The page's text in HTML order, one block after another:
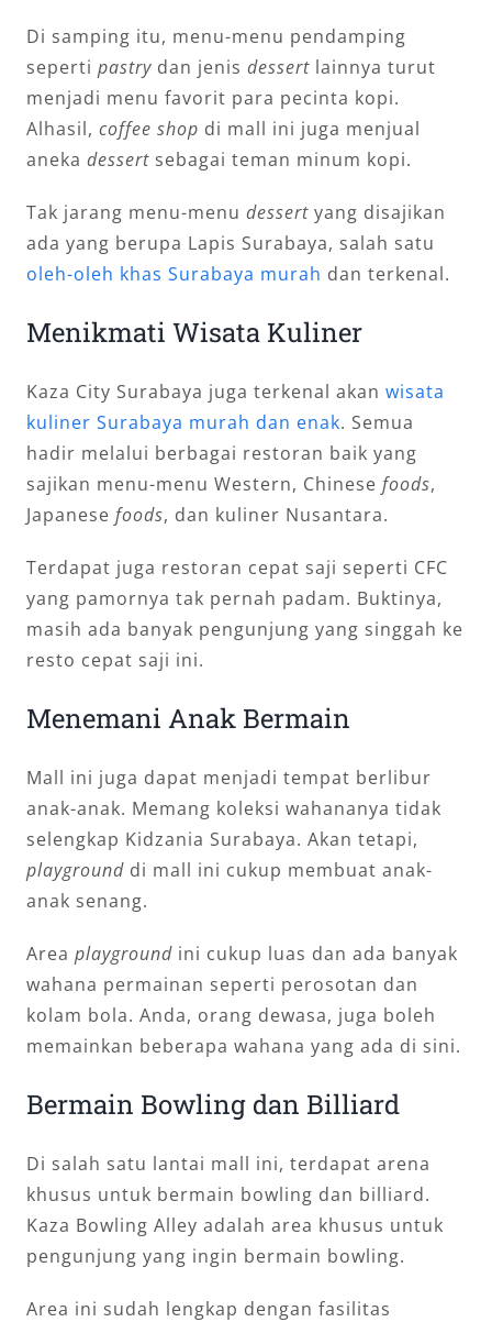
Di samping itu, menu-menu pendamping
seperti pastrydan jenis dessertlainnya turut
menjadi menu favorit para pecinta kopi.
Alhasil, coffee shop di mall ini juga menjual
aneka dessertsebagai teman minum kopi.
Tak jarang menu-menu dessertyang disajikan
ada yang berupa Lapis Surabaya, salah satu
oleh-oleh khas Surabaya murah dan terkenal.
Menikmati Wisata Kuliner
Kaza City Surabaya juga terkenal akan wisata
kuliner Surabaya murah dan enak. Semua
hadir melalui berbagai restoran baik yang
sajikan menu-menu Western, Chinese foods,
Japanese foods, dan kuliner Nusantara.
Terdapat juga restoran cepat saji seperti CFC
yang pamornya tak pernah padam. Buktinya,
masih ada banyak pengunjung yang singgah ke
resto cepat saji ini.
Menemani Anak Bermain
Mall ini juga dapat menjadi tempat berlibur
anak-anak. Memang koleksi wahananya tidak
selengkap Kidzania Surabaya. Akan tetapi,
playgrounddi mall ini cukup membuat anak-
anak senang.
Area playgroundini cukup luas dan ada banyak
wahana permainan seperti perosotan dan
kolam bola. Anda, orang dewasa, juga boleh
memainkan beberapa wahana yang ada di sini.
Bermain Bowling dan Billiard
Di salah satu lantai mall ini, terdapat arena
khusus untuk bermain bowling dan billiard.
Kaza Bowling Alley adalah area khusus untuk
pengunjung yang ingin bermain bowling.
Area ini sudah lengkap dengan fasilitas